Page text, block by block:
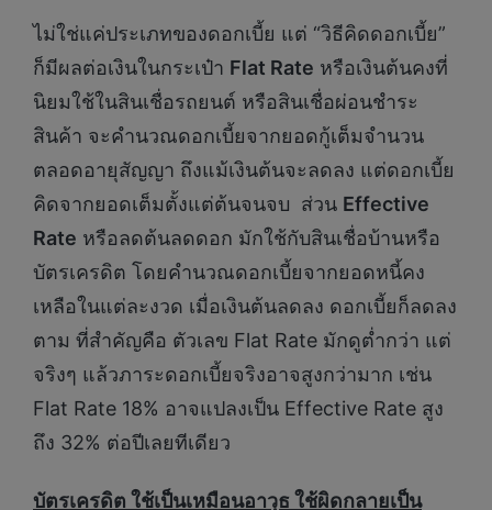
ไม่ใช่แค่ประเภทของดอกเบี้ย แต่ “วิธีคิดดอกเบี้ย”
ก็มีผลต่อเงินในกระเป๋า Flat Rate หรือเงินต้นคงที่
นิยมใช้ในสินเชื่อรถยนต์ หรือสินเชื่อผ่อนชำระ
สินค้า จะคำนวณดอกเบี้ยจากยอดกู้เต็มจำนวน
ตลอดอายุสัญญา ถึงแม้เงินต้นจะลดลง แต่ดอกเบี้ย
คิดจากยอดเต็มตั้งแต่ต้นจนจบ ส่วน Effective
Rate หรือลดต้นลดดอก มักใช้กับสินเชื่อบ้านหรือ
บัตรเครดิต โดยคำนวณดอกเบี้ยจากยอดหนี้คง
เหลือในแต่ละงวด เมื่อเงินต้นลดลง ดอกเบี้ยก็ลดลง
ตาม ที่สำคัญคือ ตัวเลข Flat Rate มักดูต่ำกว่า แต่
จริงๆ แล้วภาระดอกเบี้ยจริงอาจสูงกว่ามาก เช่น
Flat Rate 18% อาจแปลงเป็น Effective Rate สูง
ถึง 32% ต่อปีเลยทีเดียว
บัตรเครดิต ใช้เป็นเหมือนอาวุธ ใช้ผิดกลายเป็น